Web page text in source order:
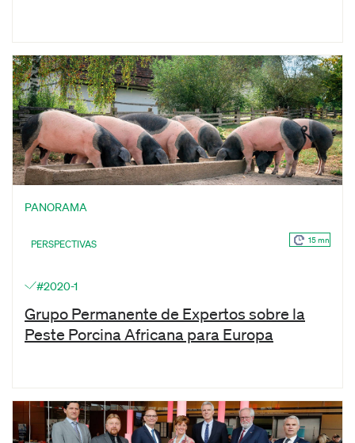
PANORAMA
PERSPECTIVAS 15 mn
#2020-1
Grupo Permanente de Expertos sobre la
Peste Porcina Africana para Europa